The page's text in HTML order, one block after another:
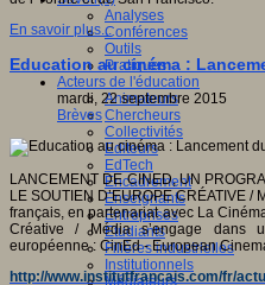
Analyses
Conférences
Outils
Pratiques
Acteurs de l'éducation
Animateurs
Chercheurs
Collectivités
Editeurs
EdTech
Encadrement
Enseignants
Entreprises
Etudiants
Filières industrielles
Institutionnels
Médiateurs
En savoir plus...
Education au cinéma :
mardi, 22 septembre 2015
Brèves
LANCEMENT DE CINED, UN
LE SOUTIEN D’EUROPE CRÉATIVE /
français, en partenariat avec La
Créative / Média s’engage dans
européenne : CinEd - European
http://www.institutfrancais.com/fr/